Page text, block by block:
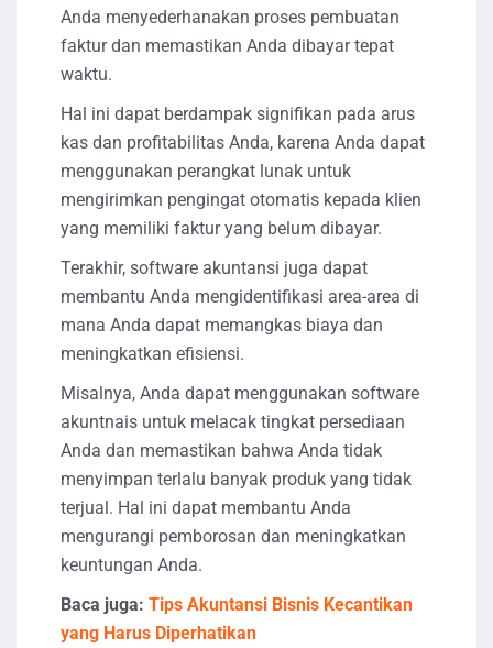
Anda menyederhanakan proses pembuatan
faktur dan memastikan Anda dibayar tepat
waktu.
Hal ini dapat berdampak signifikan pada arus
kas dan profitabilitas Anda, karena Anda dapat
menggunakan perangkat lunak untuk
mengirimkan pengingat otomatis kepada klien
yang memiliki faktur yang belum dibayar.
Terakhir, software akuntansi juga dapat
membantu Anda mengidentifikasi area-area di
mana Anda dapat memangkas biaya dan
meningkatkan efisiensi.
Misalnya, Anda dapat menggunakan software
akuntnais untuk melacak tingkat persediaan
Anda dan memastikan bahwa Anda tidak
menyimpan terlalu banyak produk yang tidak
terjual. Hal ini dapat membantu Anda
mengurangi pemborosan dan meningkatkan
keuntungan Anda.
Baca juga: Tips Akuntansi Bisnis Kecantikan
yang Harus Diperhatikan